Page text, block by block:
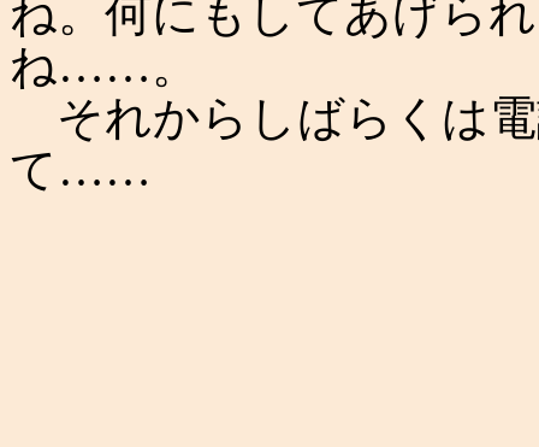
ね。何にもしてあげら
ね……。
それからしばらくは
て……